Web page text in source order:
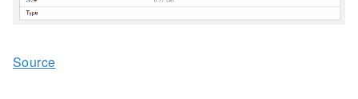
Source